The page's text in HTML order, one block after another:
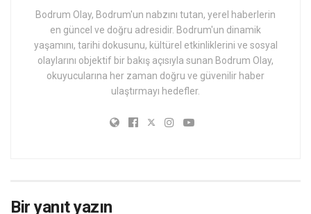
Bodrum Olay, Bodrum'un nabzını tutan, yerel haberlerin
en güncel ve doğru adresidir. Bodrum'un dinamik
yaşamını, tarihi dokusunu, kültürel etkinliklerini ve sosyal
olaylarını objektif bir bakış açısıyla sunan Bodrum Olay,
okuyucularına her zaman doğru ve güvenilir haber
ulaştırmayı hedefler.
Bir yanıt yazın